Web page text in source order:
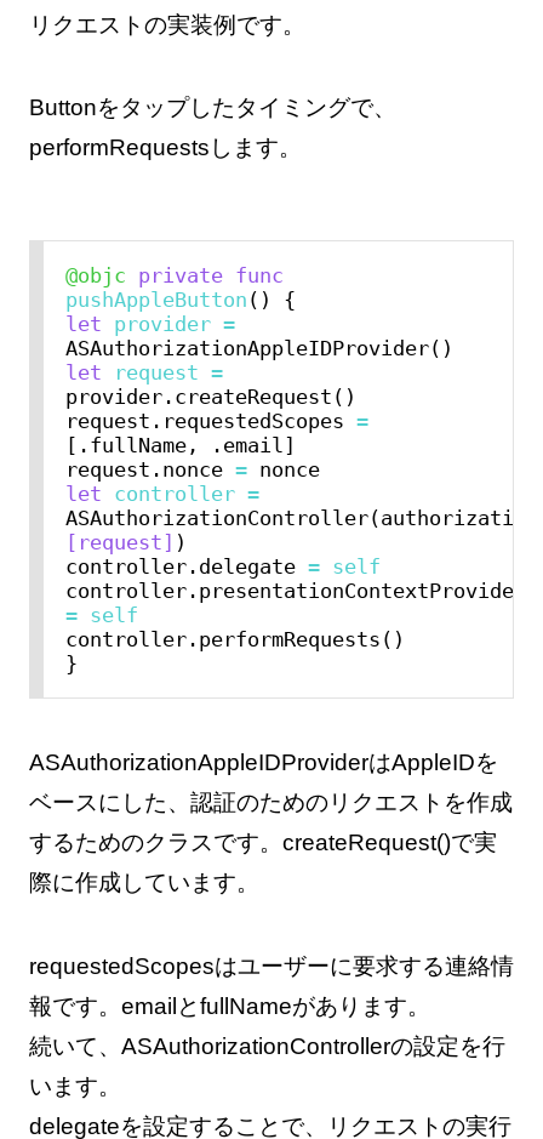
リクエストの実装例です。
Buttonをタップしたタイミングで、
performRequestsします。
@objc private func
pushAppleButton
let provider =
let
request =
provider.createRequest()
request.requestedScopes =
[.fullName, .email]
request.nonce =
nonce
let controller =
[request] )
controller.delegate = self
= self
controller.performRequests()
ASAuthorizationAppleIDProviderはAppleIDを
ベースにした、認証のためのリクエストを作成
するためのクラスです。createRequest()で実
際に作成しています。
requestedScopesはユーザーに要求する連絡情
報です。emailとfullNameがあります。
続いて、ASAuthorizationControllerの設定を行
います。
delegateを設定することで、リクエストの実行